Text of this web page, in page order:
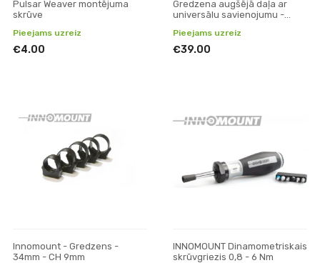
Pulsar Weaver montējuma
skrūve
Pieejams uzreiz
€4.00
Gredzena augšējā daļa ar
universālu savienojumu -
Pieejams uzreiz
€39.00
Innomount - Gredzens -
34mm - CH 9mm
INNOMOUNT Dinamometriskais
skrūvgriezis 0,8 - 6 Nm